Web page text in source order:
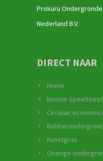
Prokuru
Nederland B.V.
DIRECT NAAR
Home
Novum
Circulair
Kunstgras
Overige